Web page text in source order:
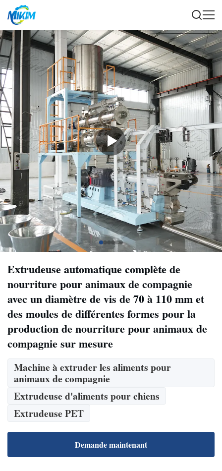
Extrudeuse automatique complète de
nourriture pour animaux de compagnie
avec un diamètre de vis de 70 à 110 mm et
des moules de différentes formes pour la
production de nourriture pour animaux de
compagnie sur mesure
Machine à extruder les aliments pour
animaux de compagnie
Extrudeuse d'aliments pour chiens
Extrudeuse PET
Demande maintenant